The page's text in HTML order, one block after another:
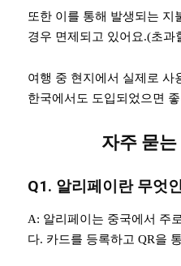
또한 이를 통해 발생되는 지
경우 면제되고 있어요.(초과
여행 중 현지에서 실제로 사
한국에서도 도입되었으면
자주 묻는
Q1. 알리페이란 무엇
A: 알리페이는 중국에서 주
다. 카드를 등록하고 QR을